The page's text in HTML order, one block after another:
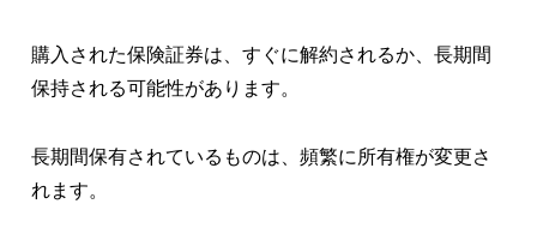
購入された保険証券は、すぐに解約されるか、長期間
保持される可能性があります。
長期間保有されているものは、頻繁に所有権が変更さ
れます。